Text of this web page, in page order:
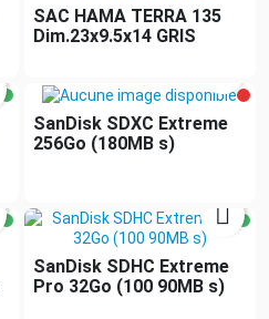
SAC HAMA TERRA 135
Dim.23x9.5x14 GRIS
SanDisk SDXC Extreme
256Go (180MB s)

SanDisk SDHC Extreme
Pro 32Go (100 90MB s)